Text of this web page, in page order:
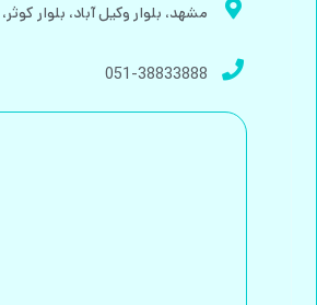
مشهد، بلوار وکیل آباد، بلوار
051-38833888